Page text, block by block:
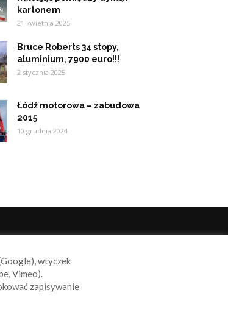
kartonem
21 kwietnia 2025
Bruce Roberts 34 stopy,
aluminium, 7900 euro!!!
2 stycznia 2025
Łódź motorowa – zabudowa
2015
10 grudnia 2024
wtyczek
Vimeo).
zapisywanie